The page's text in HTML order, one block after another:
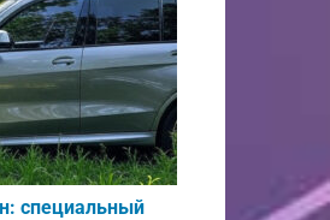
специальный